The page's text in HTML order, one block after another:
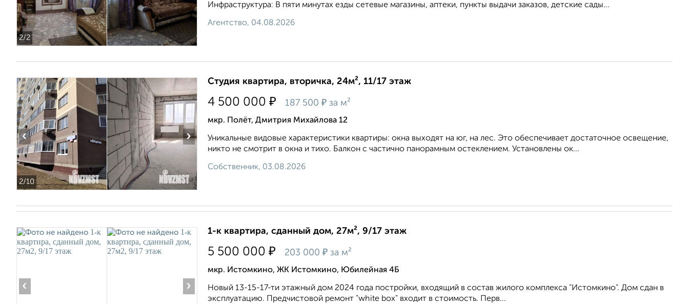
2/2
Инфраструктура: В пяти минутах езды сетевые магазины, аптеки, пункты выдачи заказов, детские сады...
Агентство, 04.08.2026
2/10
‹ ›
Студия квартира, вторичка, 24м², 11/17 этаж
4 500 000 ₽ 187 500 ₽ за м²
мкр. Полёт, Дмитрия Михайлова 12
Уникальные видовые характеристики квартиры: окна выходят на юг, на лес. Это обеспечивает достаточное освещение,
никто не смотрит в окна и тихо. Балкон с частично панорамным остеклением. Установлены ок...
Собственник, 03.08.2026
‹ ›
1-к квартира, сданный дом, 27м², 9/17 этаж
5 500 000 ₽ 203 000 ₽ за м²
мкр. Истомкино, ЖК Истомкино, Юбилейная 4Б
Новый 13-15-17-ти этажный дом 2024 года постройки, входящий в состав жилого комплекса "Истомкино". Дом сдан в
эксплуатацию. Предчистовой ремонт "white box" входит в стоимость. Перв...